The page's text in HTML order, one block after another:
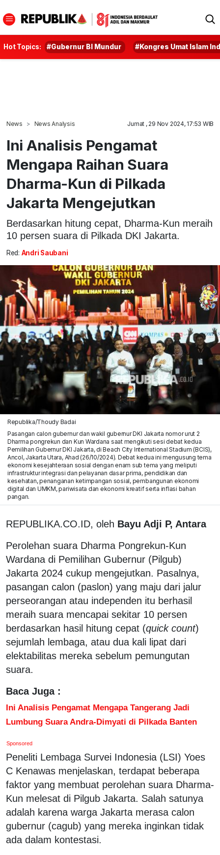
Hot Topics: #Gubernur BI Mundur #Kongres Umat Islam
News News Analysis Jumat , 29 Nov 2024, 17:53 WIB
Ini Analisis Pengamat
Mengapa Raihan Suara
Dharma-Kun di Pilkada
Jakarta Mengejutkan
Berdasarkan hitung cepat, Dharma-Kun meraih
10 persen suara di Pilkada DKI Jakarta.
Red: Andri Saubani
Republika/Thoudy Badai
Pasangan calon gubernur dan wakil gubernur DKI Jakarta nomor urut 2
Dharma pongrekun dan Kun Wardana saat mengikuti sesi debat kedua
Pemilihan Gubernur DKI Jakarta, di Beach City International Stadium (BCIS),
Ancol, Jakarta Utara, Ahad (26/10/2024). Debat kedua ini mengusung tema
ekonomi kesejahteraan sosial dengan enam sub tema yang meliputi
infrastruktur integrasi dan pelayanan dasar prima, pendidikan dan
kesehatan, penanganan ketimpangan sosial, pembangunan ekonomi
digital dan UMKM, pariwisata dan ekonomi kreatif serta inflasi bahan
pangan.
REPUBLIKA.CO.ID, oleh Bayu Adji P, Antara
Perolehan suara Dharma Pongrekun-Kun
Wardana di Pemilihan Gubernur (Pilgub)
Jakarta 2024 cukup mengejutkan. Pasalnya,
pasangan calon (paslon) yang maju dari jalur
perseorangan atau independen itu berhasil
meraih suara mencapai sekitar 10 persen
berdasarkan hasil hitung cepat (quick count)
sejumlah lembaga, atau dua kali lipat dari
elektabilitas mereka sebelum pemungutan
suara.
Baca Juga :
Ini Analisis Pengamat Mengapa Tangerang Jadi
Lumbung Suara Andra-Dimyati di Pilkada Banten
Sponsored
Peneliti Lembaga Survei Indonesia (LSI) Yoes
C Kenawas menjelaskan, terdapat beberapa
faktor yang membuat perolehan suara Dharma-
Kun melesat di Pilgub Jakarta. Salah satunya
adalah karena warga Jakarta merasa calon
gubernur (cagub) yang mereka inginkan tidak
ada dalam kontestasi.